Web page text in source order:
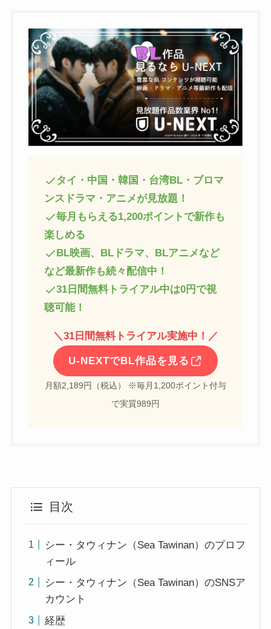
タイ・中国・韓国・台湾BL・ブロマ
ンスドラマ・アニメが見放題！
毎月もらえる1,200ポイントで新作も
楽しめる
BL映画、BLドラマ、BLアニメなど
など最新作も続々配信中！
31日間無料トライアル中は0円で視
聴可能！
＼31日間無料トライアル実施中！ ／
U-NEXTでBL作品を見る
月額2,189円（税込） ※毎月1,200ポイント付与
で実質989円
目次
シー・タウィナン（Sea Tawinan）のプロフ
ィール
シー・タウィナン（Sea Tawinan）のSNSア
カウント
経歴